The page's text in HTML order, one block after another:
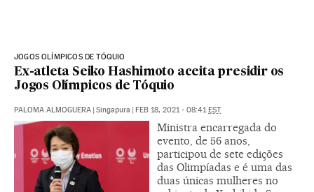
JOGOS OLÍMPICOS DE TÓQUIO
Ex-atleta Seiko Hashimoto aceita presidir os
Jogos Olímpicos de Tóquio
PALOMA ALMOGUERA | Singapura | FEB 18, 2021 - 08:41EST
Ministra encarregada do
evento, de 56 anos,
participou de sete edições
das Olimpíadas e é uma das
duas únicas mulheres no